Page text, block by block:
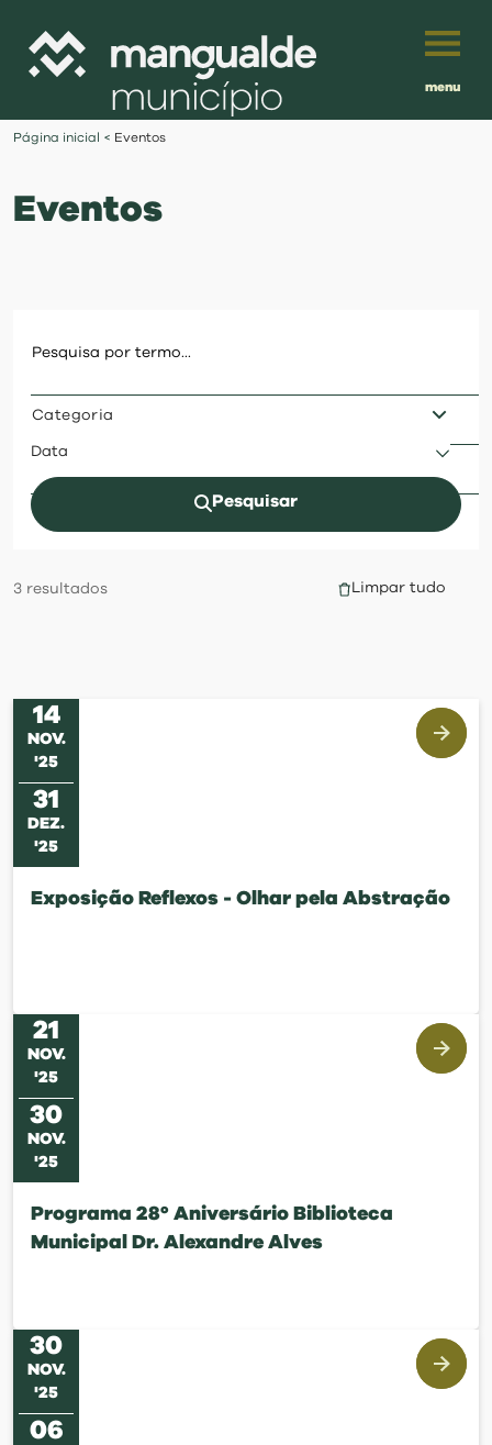
menu
investir
balcão digital
visit
Português
Página inicial < Eventos
Eventos
Categoria
Data
Pesquisar
3 resultados Limpar tudo
14
NOV.
'25
31
DEZ.
'25
Exposição Reflexos - Olhar pela Abstração
21
NOV.
'25
30
NOV.
'25
Programa 28º Aniversário Biblioteca
Municipal Dr. Alexandre Alves
30
NOV.
'25
06